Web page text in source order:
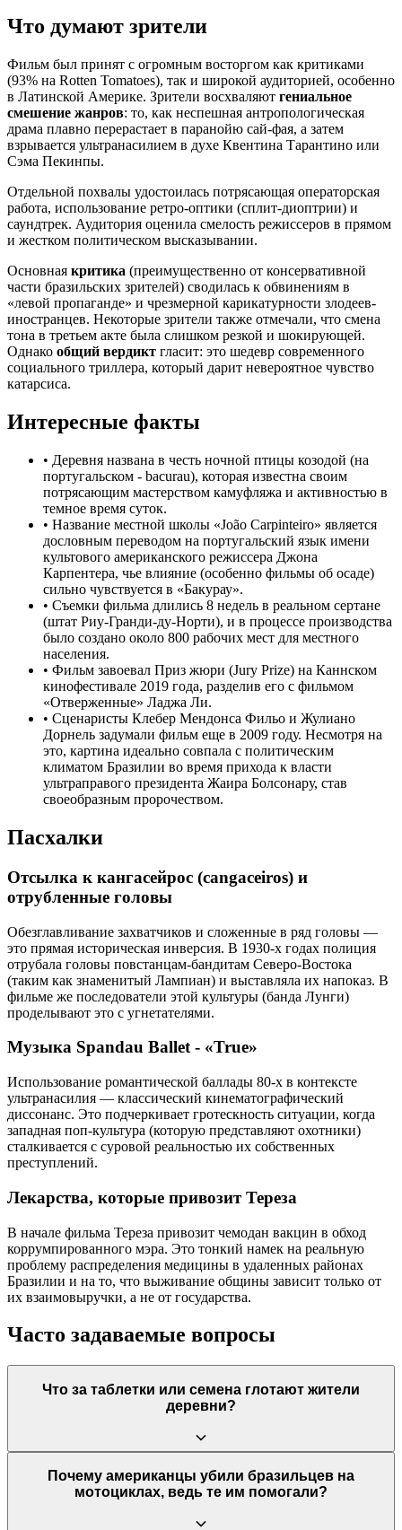
Что думают зрители
Фильм был принят с огромным восторгом как критиками
(93% на Rotten Tomatoes), так и широкой аудиторией, особенно
в Латинской Америке. Зрители восхваляют гениальное
смешение жанров: то, как неспешная антропологическая
драма плавно перерастает в паранойю сай-фая, а затем
взрывается ультранасилием в духе Квентина Тарантино или
Сэма Пекинпы.
Отдельной похвалы удостоилась потрясающая операторская
работа, использование ретро-оптики (сплит-диоптрии) и
саундтрек. Аудитория оценила смелость режиссеров в прямом
и жестком политическом высказывании.
Основная критика (преимущественно от консервативной
части бразильских зрителей) сводилась к обвинениям в
«левой пропаганде» и чрезмерной карикатурности злодеев-
иностранцев. Некоторые зрители также отмечали, что смена
тона в третьем акте была слишком резкой и шокирующей.
Однако общий вердикт гласит: это шедевр современного
социального триллера, который дарит невероятное чувство
катарсиса.
Интересные факты
• Деревня названа в честь ночной птицы козодой (на
португальском - bacurau), которая известна своим
потрясающим мастерством камуфляжа и активностью в
темное время суток.
• Название местной школы «João Carpinteiro» является
дословным переводом на португальский язык имени
культового американского режиссера Джона
Карпентера, чье влияние (особенно фильмы об осаде)
сильно чувствуется в «Бакурау».
• Съемки фильма длились 8 недель в реальном сертане
(штат Риу-Гранди-ду-Норти), и в процессе производства
было создано около 800 рабочих мест для местного
населения.
• Фильм завоевал Приз жюри (Jury Prize) на Каннском
кинофестивале 2019 года, разделив его с фильмом
«Отверженные» Ладжа Ли.
• Сценаристы Клебер Мендонса Фильо и Жулиано
Дорнель задумали фильм еще в 2009 году. Несмотря на
это, картина идеально совпала с политическим
климатом Бразилии во время прихода к власти
ультраправого президента Жаира Болсонару, став
своеобразным пророчеством.
Пасхалки
Отсылка к кангасейрос (cangaceiros) и
отрубленные головы
Обезглавливание захватчиков и сложенные в ряд головы —
это прямая историческая инверсия. В 1930-х годах полиция
отрубала головы повстанцам-бандитам Северо-Востока
(таким как знаменитый Лампиан) и выставляла их напоказ. В
фильме же последователи этой культуры (банда Лунги)
проделывают это с угнетателями.
Музыка Spandau Ballet - «True»
Использование романтической баллады 80-х в контексте
ультранасилия — классический кинематографический
диссонанс. Это подчеркивает гротескность ситуации, когда
западная поп-культура (которую представляют охотники)
сталкивается с суровой реальностью их собственных
преступлений.
Лекарства, которые привозит Тереза
В начале фильма Тереза привозит чемодан вакцин в обход
коррумпированного мэра. Это тонкий намек на реальную
проблему распределения медицины в удаленных районах
Бразилии и на то, что выживание общины зависит только от
их взаимовыручки, а не от государства.
Часто задаваемые вопросы
Что за таблетки или семена глотают жители
деревни?
Это местное, вероятно растительное, психотропное вещество,
которое является частью культуры Бакурау. Оно действует как
эйфории и объединяет жителей в своего рода единый
Почему американцы убили бразильцев на
мотоциклах, ведь те им помогали?